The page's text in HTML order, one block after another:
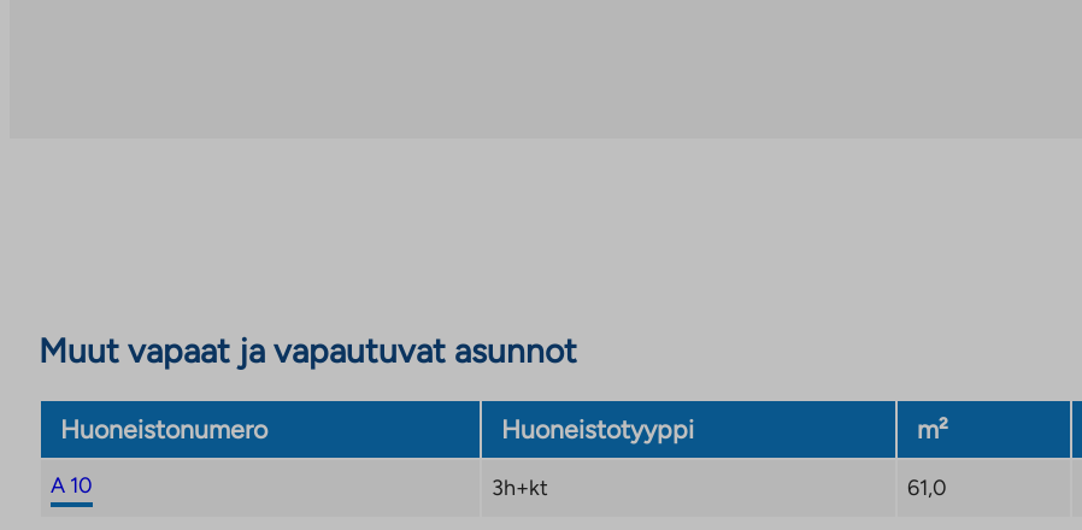
Muut vapaat ja vapautuvat asunnot
Huoneistonumero Huoneistotyyppi m²
A 10 3h+kt 61,0